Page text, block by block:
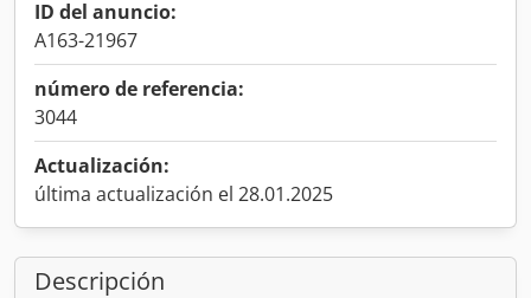
ID del anuncio:
A163-21967
número de referencia:
3044
Actualización:
última actualización el 28.01.2025
Descripción